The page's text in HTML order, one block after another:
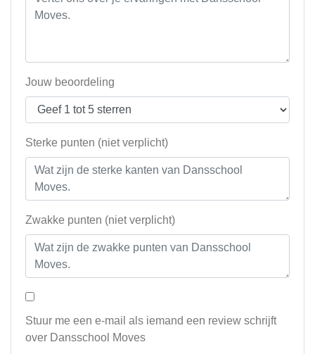
Jouw beoordeling
Sterke punten (niet verplicht)
Zwakke punten (niet verplicht)
Stuur me een e-mail als iemand een review schrijft
over Dansschool Moves